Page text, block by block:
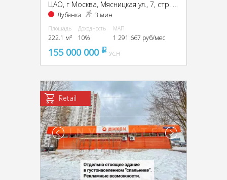
Лубянка 3 мин
Площадь
222.1 м²
Доходность
10%
МАП
1 291 667 руб/мес
155 000 000 pуб
УСН
Retail